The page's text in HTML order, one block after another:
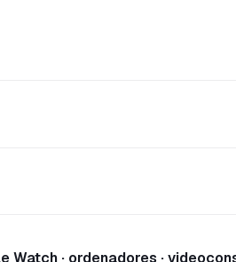
Watch · ordenadores ·